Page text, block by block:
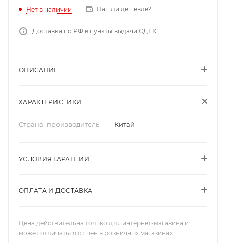
Нет в наличии Нашли дешевле?
Доставка по РФ в пункты выдачи СДЕК.
ОПИСАНИЕ
ХАРАКТЕРИСТИКИ
Страна_производитель — Китай
УСЛОВИЯ ГАРАНТИИ
ОПЛАТА И ДОСТАВКА
Цена действительна только для интернет-магазина и
может отличаться от цен в розничных магазинах